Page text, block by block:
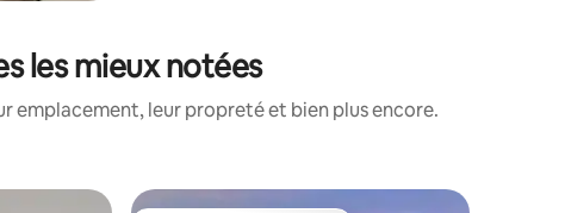
les mieux notées
emplacement, leur propreté et bien plus encore.